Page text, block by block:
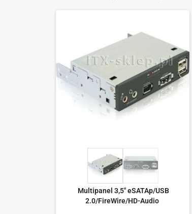
Multipanel 3,5" eSATAp/USB
2.0/FireWire/HD-Audio